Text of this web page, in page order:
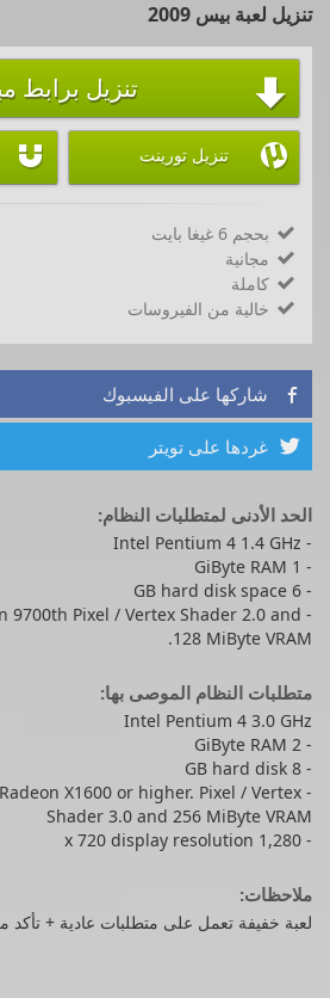
تنزيل لعبة بيس 2009
 تنزيل برابط
 تنزيل تورينت 
 بحجم 6 غيغا بايت
 مجانية
 كاملة
 خالية من الفيروسات
 شاركها على الفيسبوك
 غردها على تويتر
الحد الأدنى لمتطلبات النظام:
- Intel Pentium 4 1.4 GHz
- 1 GiByte RAM
- 6 GB hard disk space
9700th Pixel / Vertex Shader 2.0 and
128 MiByte VRAM.
متطلبات النظام الموصى بها:
Intel Pentium 4 3.0 GHz
- 2 GiByte RAM
- 8 GB hard disk
Radeon X1600 or higher. Pixel / Vertex
Shader 3.0 and 256 MiByte VRAM
- 1,280 x 720 display resolution
ملاحظات:
لعبة خفيفة تعمل على متطلبات عادية + تأكد